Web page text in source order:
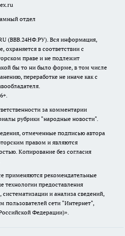
отдел
(ВВВ.24НФ.РУ). Вся информация,
в соответствии с
праве и не подлежит
бы то ни было форме, в том числе
переработке не иначе как с
за комментарии
рубрики "народные новости".
отмеченные подписью автора
правом и являются
Копирование без согласия
применяются рекомендательные
предоставления
и анализа сведений,
пользователей сети "Интернет",
Федерации)».